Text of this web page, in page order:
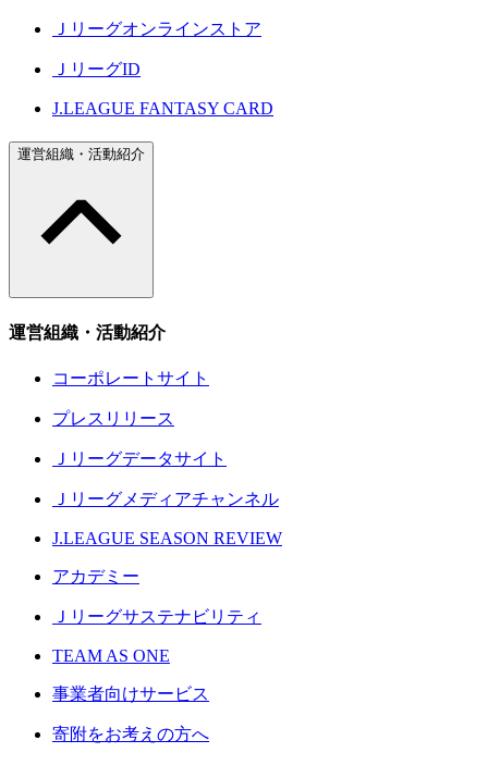
Ｊリーグオンラインストア
ＪリーグID
J.LEAGUE FANTASY CARD
運営組織・活動紹介
運営組織・活動紹介
コーポレートサイト
プレスリリース
Ｊリーグデータサイト
Ｊリーグメディアチャンネル
J.LEAGUE SEASON REVIEW
アカデミー
Ｊリーグサステナビリティ
TEAM AS ONE
事業者向けサービス
寄附をお考えの方へ